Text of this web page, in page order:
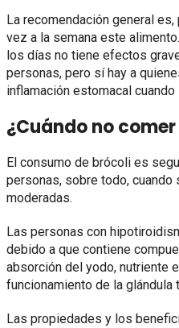
La recomendación general
vez a la semana este
los días no tiene efectos
personas, pero sí hay a
inflamación estomacal
¿Cuándo no
El consumo de brócoli es
personas, sobre todo, cuando
moderadas.
Las personas con
debido a que contiene
absorción del yodo, nutriente
funcionamiento de la glándula
Las propiedades y los